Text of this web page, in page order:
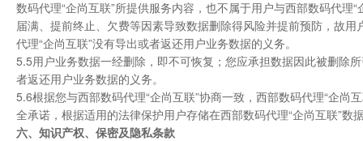
数码代理“企尚互联”所提供服务内容，也不属于用户与西部数码代
届满、提前终止、欠费等因素导致数据删除得风险并提前预防，故
代理“企尚互联”没有导出或者返还用户业务数据的义务。
5.5用户业务数据一经删除，即不可恢复；您应承担数据因此被删除
者返还用户业务数据的义务。
5.6根据您与西部数码代理“企尚互联”协商一致，西部数码代理“企尚
全承诺，根据适用的法律保护用户存储在西部数码代理“企尚互联”数
六、知识产权、保密及隐私条款